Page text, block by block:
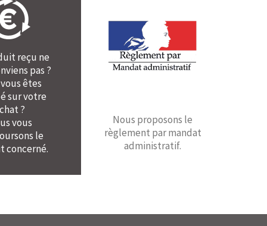
reçu ne
pas ?
êtes
sur votre
?
vous
le
concerné.
Nous proposons le
règlement par mandat
administratif.